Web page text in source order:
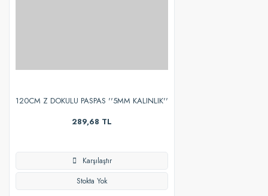
120CM Z DOKULU PASPAS ''5MM KALINLIK''
289,68 TL
Karşılaştır
Stokta Yok